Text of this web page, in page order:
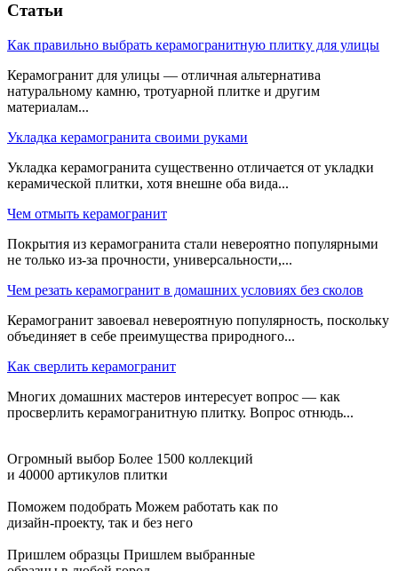
Статьи
Как правильно выбрать керамогранитную плитку для улицы
Керамогранит для улицы — отличная альтернатива
натуральному камню, тротуарной плитке и другим
материалам...
Укладка керамогранита своими руками
Укладка керамогранита существенно отличается от укладки
керамической плитки, хотя внешне оба вида...
Чем отмыть керамогранит
Покрытия из керамогранита стали невероятно популярными
не только из-за прочности, универсальности,...
Чем резать керамогранит в домашних условиях без сколов
Керамогранит завоевал невероятную популярность, поскольку
объединяет в себе преимущества природного...
Как сверлить керамогранит
Многих домашних мастеров интересует вопрос — как
просверлить керамогранитную плитку. Вопрос отнюдь...
Огромный выбор Более 1500 коллекций
и 40000 артикулов плитки
Поможем подобрать Можем работать как по
дизайн-проекту, так и без него
Пришлем образцы Пришлем выбранные